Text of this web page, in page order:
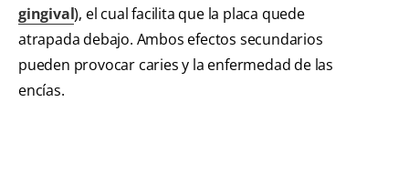
gingival), el cual facilita que la placa quede
atrapada debajo. Ambos efectos secundarios
pueden provocar caries y la enfermedad de las
encías.